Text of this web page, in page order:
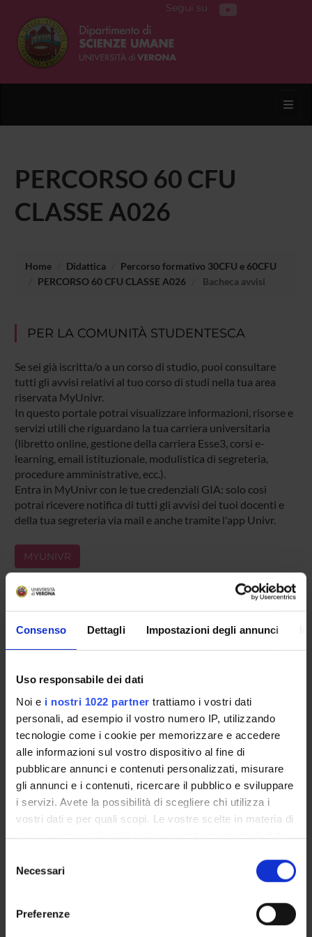
Consenso Dettagli Impostazioni degli annunci
Uso responsabile dei dati
Noi e i nostri 1022 partner trattiamo i vostri dati
personali, ad esempio il vostro numero IP, utilizzando
tecnologie come i cookie per memorizzare e accedere
alle informazioni sul vostro dispositivo al fine di
pubblicare annunci e contenuti personalizzati, misurare
gli annunci e i contenuti, ricercare il pubblico e sviluppare
i servizi. Avete la possibilità di scegliere chi utilizza i
vostri dati e per quali scopi. Le vostre scelte in materia di
privacy sono applicabili solo su questa proprietà digitale
modificare o revocare il proprio consenso in qualsiasi
momento dalla Dichiarazione sui cookie o facendo clic
delNecessari
Preferenze
Segui su
PERCORSO 60 CFU
CLASSE A026
Home Didattica
Percorso formativo 30CFU e 60CFU
PERCORSO 60 CFU CLASSE A026
Bacheca avvisi
PER LA COMUNITÀ STUDENTESCA
Se sei già iscritta/o a un corso di studio, puoi consultare
tutti gli avvisi relativi al tuo corso di studi nella tua area
riservata MyUnivr.
In questo portale potrai visualizzare informazioni, risorse e
servizi utili che riguardano la tua carriera universitaria
(libretto online, gestione della carriera Esse3, corsi e-
learning, email istituzionale, modulistica di segreteria,
procedure amministrative, ecc.).
Entra in MyUnivr con le tue credenziali GIA: solo così
potrai ricevere notifica di tutti gli avvisi dei tuoi docenti e
della tua segreteria via mail e anche tramite l'app Univr.
MYUNIVR
Come iscriversi
Calendario didattico
Calendario esami
Bacheca avvisi
Proposte tesi e stage
Organi collegiali e di governo
Docenti
CORSI DI STUDIO
DOTTORATI, MASTER E FORMAZIONE SUPERIORE